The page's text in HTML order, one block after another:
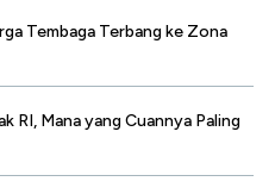
Tembaga Terbang ke Zona
RI, Mana yang Cuannya Paling